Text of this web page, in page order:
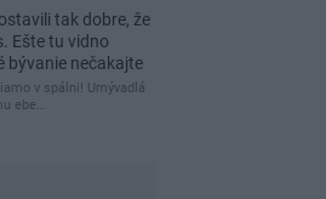
tak dobre, že
Ešte tu vidno
bývanie nečakajte
v spálni! Umývadlá
ebe…